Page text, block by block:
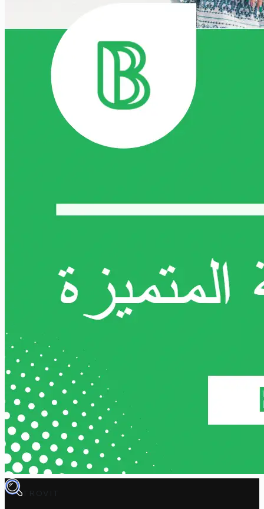
TROVIT